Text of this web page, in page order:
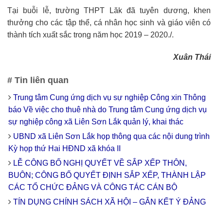
Tại buỗi lễ, trường THPT Lăk đã tuyên dương, khen
thưởng cho các tập thể, cá nhân học sinh và giáo viên có
thành tích xuất sắc trong năm học 2019 – 2020./.
Xuân Thái
# Tin liên quan
Trung tâm Cung ứng dịch vụ sự nghiệp Công xin Thông
báo Về việc cho thuê nhà do Trung tâm Cung ứng dịch vụ
sự nghiệp công xã Liên Sơn Lắk quản lý, khai thác
UBND xã Liên Sơn Lắk họp thông qua các nội dung trình
Kỳ họp thứ Hai HĐND xã khóa II
LỄ CÔNG BỐ NGHỊ QUYẾT VỀ SẮP XẾP THÔN,
BUÔN; CÔNG BỐ QUYẾT ĐỊNH SẮP XẾP, THÀNH LẬP
CÁC TỔ CHỨC ĐẢNG VÀ CÔNG TÁC CÁN BỘ
TÍN DỤNG CHÍNH SÁCH XÃ HỘI – GẮN KẾT Ý ĐẢNG